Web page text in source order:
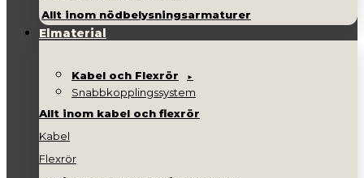
Allt inom nödbelysningsarmaturer
Elmaterial
Kabel och Flexrör
Snabbkopplingssystem
Allt inom kabel och flexrör
Kabel
Flexrör